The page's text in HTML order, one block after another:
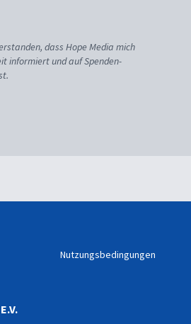
dass Hope Media mich
informiert und auf Spenden-
Nutzungsbedingungen